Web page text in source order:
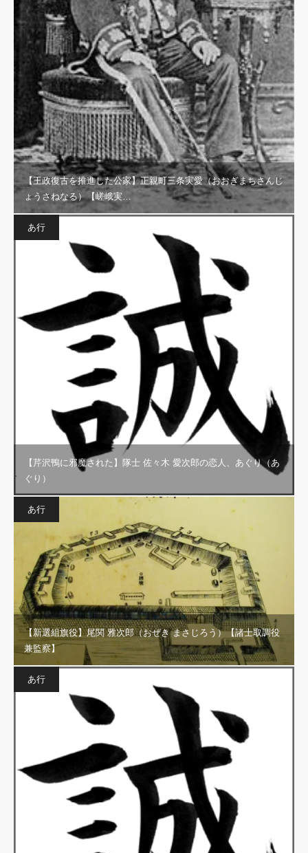
【王政復古を推進した公家】正親町三条実愛（おおぎまちさんじ
ょうさねなる）【嵯峨実…
あ行
【芹沢鴨に邪魔された】隊士 佐々木 愛次郎の恋人、あぐり（あ
ぐり）
あ行
【新選組旗役】尾関 雅次郎（おぜき まさじろう）【諸士取調役
兼監察】
あ行